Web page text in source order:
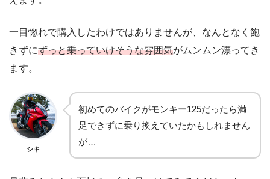
一目惚れで購入したわけではありませんが、なんとなく飽
きずにずっと乗っていけそうな雰囲気がムンムン漂ってき
ます。
シキ
初めてのバイクがモンキー125だったら満
足できずに乗り換えていたかもしれません
が…